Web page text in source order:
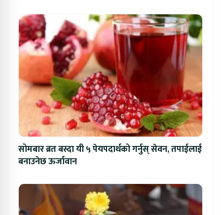
सोमबार ब्रत बस्दा यी ५ पेयपदार्थको गर्नुस् सेवन, तपाईलाई
बनाउनेछ ऊर्जावान